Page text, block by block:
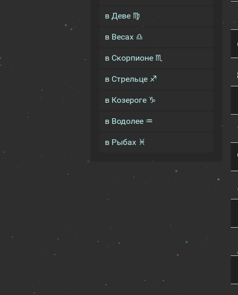
в Деве ♍
в Весах ♎
в Скорпионе ♏
в Стрельце ♐
в Козероге ♑
в Водолее ♒
в Рыбах ♓